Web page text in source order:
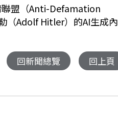
聯盟（Anti-Defamation
（Adolf Hitler）的AI生成內
回新聞總覽 回上頁